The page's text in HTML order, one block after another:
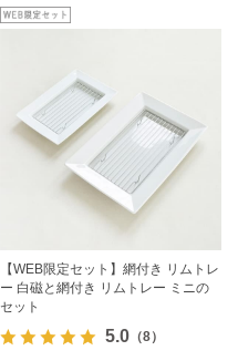
【WEB限定セット】網付き リムトレ
ー 白磁と網付き リムトレー ミニの
セット
5.0（8）